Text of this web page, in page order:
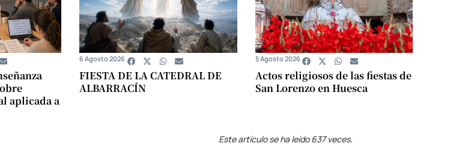
aplicada a
FIESTA DE LA CATEDRAL DE
ALBARRACÍN
6 Agosto 2026
Actos religiosos de las fiestas de
San Lorenzo en Huesca
5 Agosto 2026
Este artículo se ha leído 637 veces.